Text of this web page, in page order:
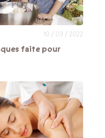
10 / 03 / 2022
faite pour